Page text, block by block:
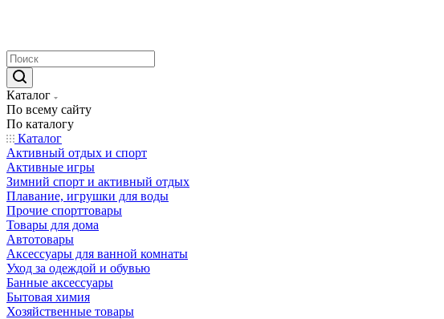
Каталог
По всему сайту
По каталогу
Каталог
Активный отдых и спорт
Активные игры
Зимний спорт и активный отдых
Плавание, игрушки для воды
Прочие спорттовары
Товары для дома
Автотовары
Аксессуары для ванной комнаты
Уход за одеждой и обувью
Банные аксессуары
Бытовая химия
Хозяйственные товары